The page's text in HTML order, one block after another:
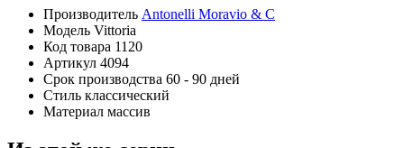
Производитель Antonelli Moravio & C
Модель Vittoria
Код товара 1120
Артикул 4094
Срок производства 60 - 90 дней
Стиль классический
Материал массив